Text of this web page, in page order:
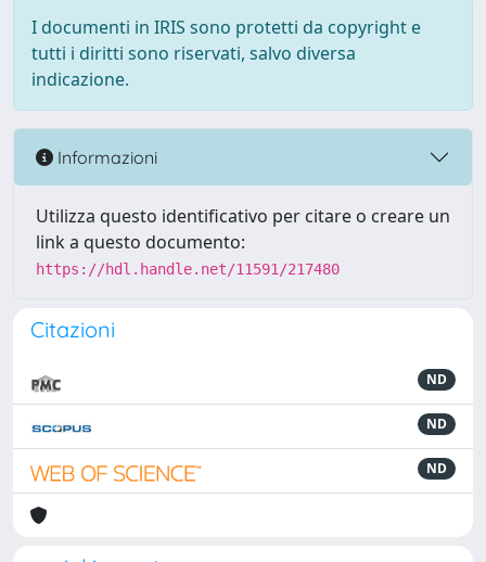
I documenti in IRIS sono protetti da copyright e
tutti i diritti sono riservati, salvo diversa
indicazione.
Informazioni
Utilizza questo identificativo per citare o creare un
link a questo documento:
https://hdl.handle.net/11591/217480
Citazioni
ND
ND
ND